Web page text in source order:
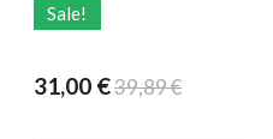
Sale!
31,00 €39,89 €